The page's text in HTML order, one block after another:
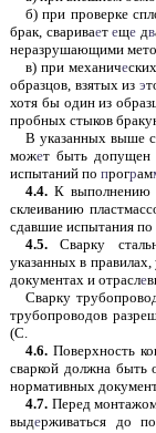
б) при проверке
брак, сваривает еще дв
неразрушающими
в) при механиче
образцов, взятых из э
хотя бы один из
пробных стыков
В указанных выше
может быть допущен
испытаний по програм
4.4. К выполнению
склеиванию
сдавшие испытания по
4.5. Сварку
указанных в
документах и отрасле
Сварку
трубопроводов
(С.
4.6. Поверхность
сваркой должна быть
нормативных
4.7. Перед
выдерживаться до